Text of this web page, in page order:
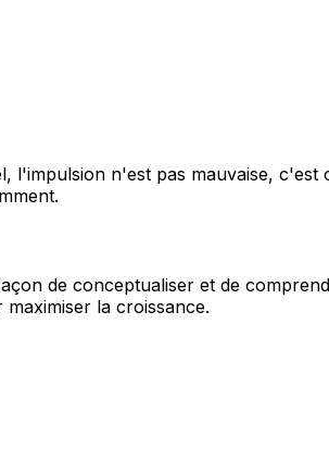
l'impulsion n'est pas mauvaise, c'est
de conceptualiser et de
la croissance.